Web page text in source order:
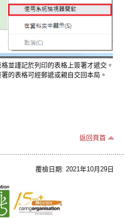
並謹記於列印的表格上簽署才遞交。
的表格可經郵遞或親自交回本局。
返回頁首
覆檢日期: 2021年10月29日